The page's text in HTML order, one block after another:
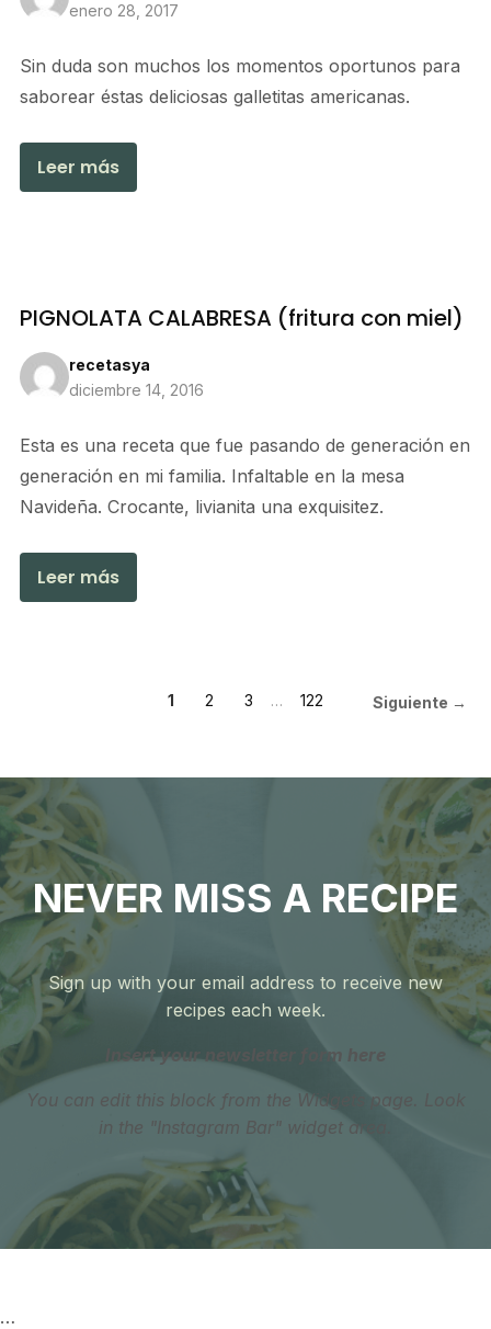
enero 28, 2017
Sin duda son muchos los momentos oportunos para
saborear éstas deliciosas galletitas americanas.
Leer más
PIGNOLATA CALABRESA (fritura con miel)
recetasya
diciembre 14, 2016
Esta es una receta que fue pasando de generación en
generación en mi familia. Infaltable en la mesa
Navideña. Crocante, livianita una exquisitez.
Leer más
1 2 3 … 122 Siguiente →
NEVER MISS A RECIPE
Sign up with your email address to receive new
recipes each week.
Insert your newsletter form here
You can edit this block from the Widgets page. Look
in the "Instagram Bar" widget area.
…